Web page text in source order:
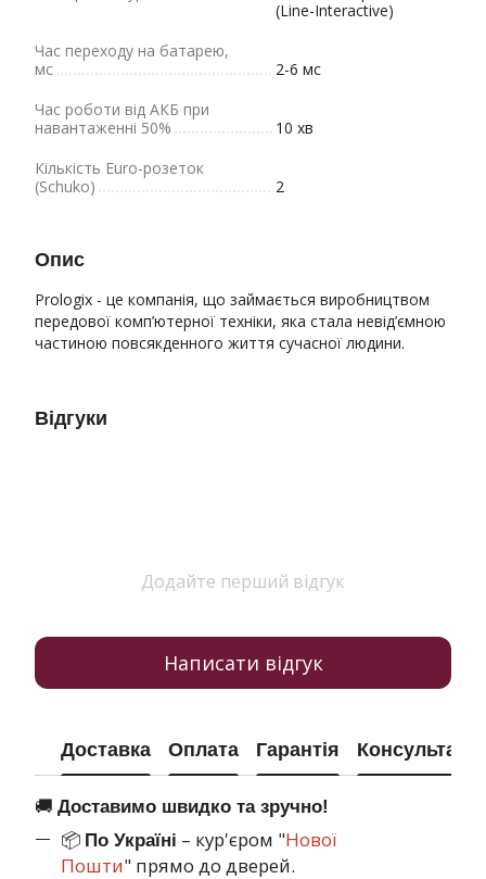
(Line-Interactive)
Час переходу на батарею,
мс
2-6 мс
Час роботи від АКБ при
навантаженні 50%
10 хв
Кількість Euro-розеток
(Schuko)
2
Опис
Prologix - це компанія, що займається виробництвом
передової комп’ютерної техніки, яка стала невід’ємною
частиною повсякденного життя сучасної людини.
Відгуки
Додайте перший відгук
Написати відгук
Доставка Оплата Гарантія Консультація
🚚 Доставимо швидко та зручно!
📦 По Україні – кур'єром "Нової
Пошти" прямо до дверей.